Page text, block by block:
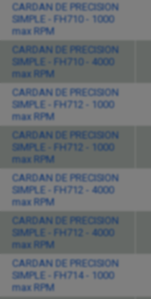
CARDAN DE PRECISION
SIMPLE - FH710 - 1000
max RPM
CARDAN DE PRECISION
SIMPLE - FH710 - 4000
max RPM
CARDAN DE PRECISION
SIMPLE - FH712 - 1000
max RPM
CARDAN DE PRECISION
SIMPLE - FH712 - 1000
max RPM
CARDAN DE PRECISION
SIMPLE - FH712 - 4000
max RPM
CARDAN DE PRECISION
SIMPLE - FH712 - 4000
max RPM
CARDAN DE PRECISION
SIMPLE - FH714 - 1000
max RPM